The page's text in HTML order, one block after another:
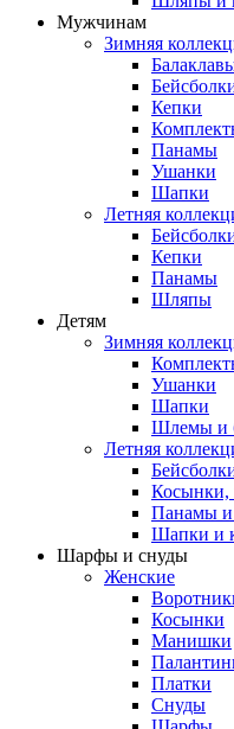
Мужчинам
Зимняя
Кепки
Панамы
Ушанки
Шапки
Летняя
Кепки
Панамы
Шляпы
Детям
Зимняя
Ушанки
Шапки
Шлемы и
Летняя
Косынки,
Панамы
Шапки и
Шарфы и снуды
Женские
Косынки
Манишки
Платки
Снуды